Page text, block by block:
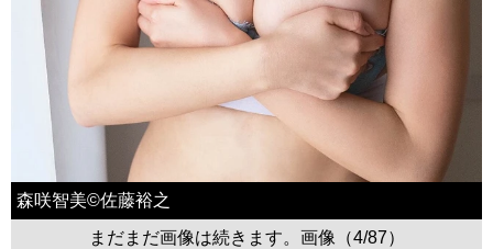
森咲智美©佐藤裕之
まだまだ画像は続きます。画像（4/87）